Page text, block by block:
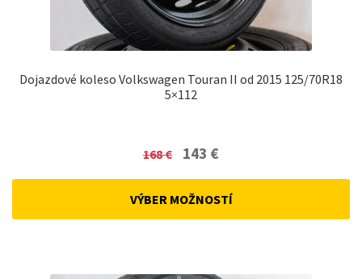
Dojazdové koleso Volkswagen Touran II od 2015 125/70R18
5×112
168€
Original
was:
143 €Current
VÝBER MOŽNOSTÍ